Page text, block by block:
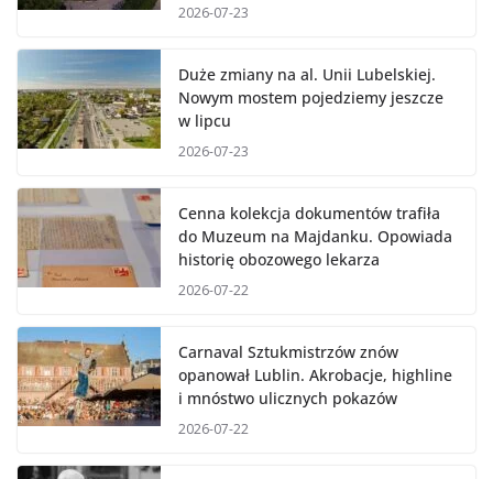
2026-07-23
Duże zmiany na al. Unii Lubelskiej.
Nowym mostem pojedziemy jeszcze
w lipcu
2026-07-23
Cenna kolekcja dokumentów trafiła
do Muzeum na Majdanku. Opowiada
historię obozowego lekarza
2026-07-22
Carnaval Sztukmistrzów znów
opanował Lublin. Akrobacje, highline
i mnóstwo ulicznych pokazów
2026-07-22